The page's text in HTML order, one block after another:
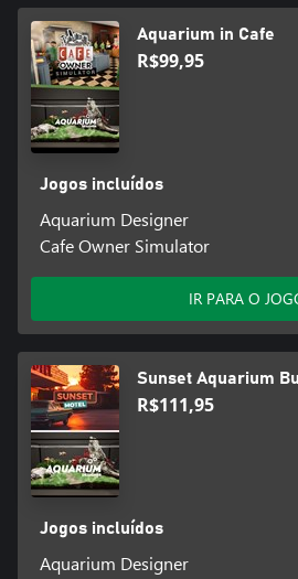
Aquarium in Cafe
R$99,95
Jogos incluídos
Aquarium Designer
Cafe Owner Simulator
IR PARA O
Sunset Aquarium
R$111,95
Jogos incluídos
Aquarium Designer